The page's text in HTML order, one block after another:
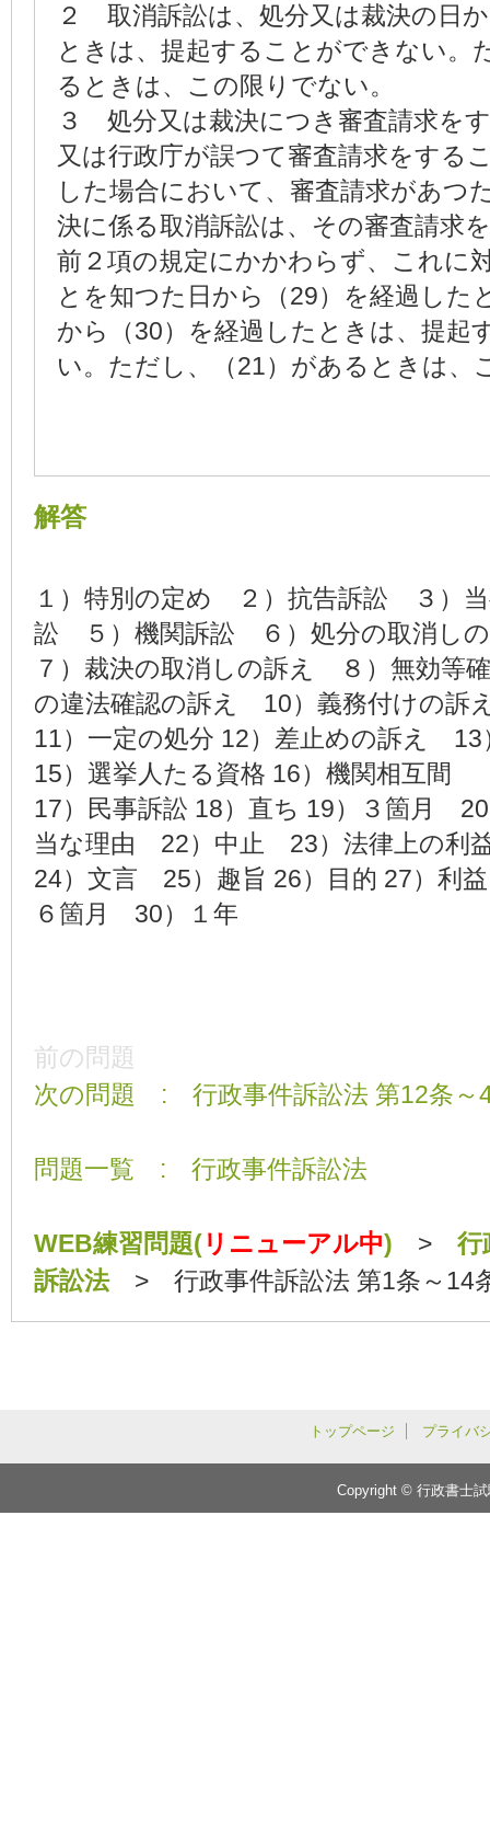
２ 取消訴訟は、処分又は裁決の日
ときは、提起することができない。
るときは、この限りでない。
３ 処分又は裁決につき審査請求を
又は行政庁が誤つて審査請求をする
した場合において、審査請求があつ
決に係る取消訴訟は、その審査請求
前２項の規定にかかわらず、これに
とを知つた日から（29）を経過した
から（30）を経過したときは、提起
い。ただし、（21）があるときは、
解答
１）特別の定め ２）抗告訴訟 ３）
訟 ５）機関訴訟 ６）処分の取消し
７）裁決の取消しの訴え ８）無効等
の違法確認の訴え 10）義務付けの訴
11）一定の処分 12）差止めの訴え
15）選挙人たる資格 16）機関相互間
17）民事訴訟 18）直ち 19）３箇月
当な理由 22）中止 23）法律上の利
24）文言 25）趣旨 26）目的 27）利
６箇月 30）１年
前の問題
次の問題 : 行政事件訴訟法 第12条～
問題一覧 : 行政事件訴訟法
WEB練習問題(リニューアル中) > 行
訴訟法> 行政事件訴訟法 第1条～14
トップページ プライバ
Copyright © 行政書士